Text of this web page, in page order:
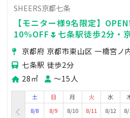
SHEERS京都七条
【モニター様9名限定】
10%OFF🌷七条駅徒歩2分・
9分🚃韓国風インテリア🤍推し
の撮影会📷
京都府 京都市東山区 一橋宮ノ
七条駅 徒歩2分
28㎡
〜15人
土
8/8
日
8/9
月
8/10
火
8/11
水
8/12
8/